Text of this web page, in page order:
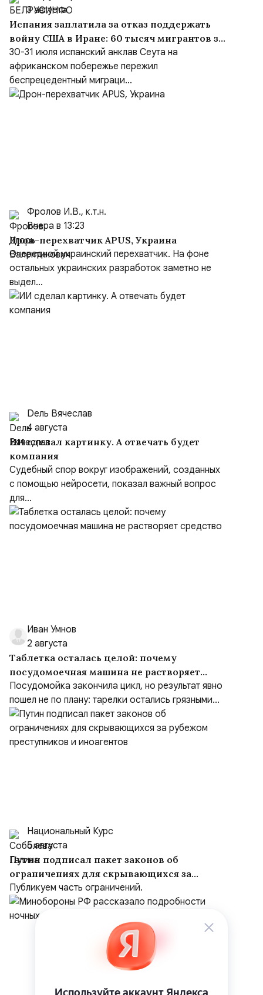
3 августа
Испания заплатила за отказ поддержать
войну США в Иране: 60 тысяч мигрантов за
сутки и «шоссе Трампа» в Марокко
30-31 июля испанский анклав Сеута на
африканском побережье пережил
беспрецедентный миграци...
Фролов И.В., к.т.н.
Вчера в 13:23
Дрон-перехватчик APUS, Украина
Очередной украинский перехватчик. На фоне
остальных украинских разработок заметно не
выдел...
Dель Вячеслав
4 августа
ИИ сделал картинку. А отвечать будет
компания
Судебный спор вокруг изображений, созданных
с помощью нейросети, показал важный вопрос
для...
Иван Умнов
2 августа
Таблетка осталась целой: почему
посудомоечная машина не растворяет
средство
Посудомойка закончила цикл, но результат явно
пошел не по плану: тарелки остались грязными...
Национальный Курс
5 августа
Путин подписал пакет законов об
ограничениях для скрывающихся за
рубежом преступников и иноагентов
Публикуем часть ограничений.